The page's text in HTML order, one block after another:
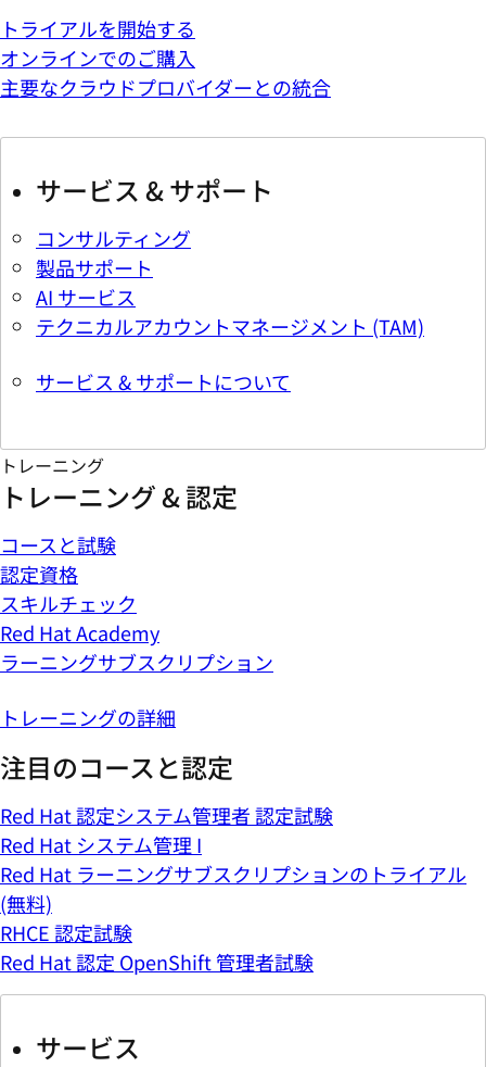
トライアルを開始する
オンラインでのご購入
主要なクラウドプロバイダーとの統合
サービス & サポート
コンサルティング
製品サポート
AI サービス
テクニカルアカウントマネージメント (TAM)
サービス & サポートについて
トレーニング
トレーニング & 認定
コースと試験
認定資格
スキルチェック
Red Hat Academy
ラーニングサブスクリプション
トレーニングの詳細
注目のコースと認定
Red Hat 認定システム管理者 認定試験
Red Hat システム管理 I
Red Hat ラーニングサブスクリプションのトライアル
(無料)
RHCE 認定試験
Red Hat 認定 OpenShift 管理者試験
サービス